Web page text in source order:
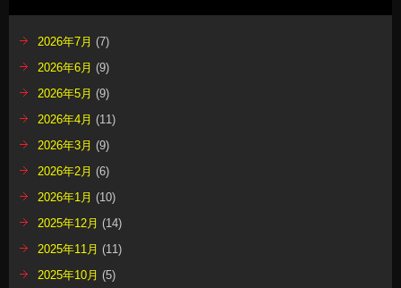
2026年7月 (7)
2026年6月 (9)
2026年5月 (9)
2026年4月 (11)
2026年3月 (9)
2026年2月 (6)
2026年1月 (10)
2025年12月 (14)
2025年11月 (11)
2025年10月 (5)